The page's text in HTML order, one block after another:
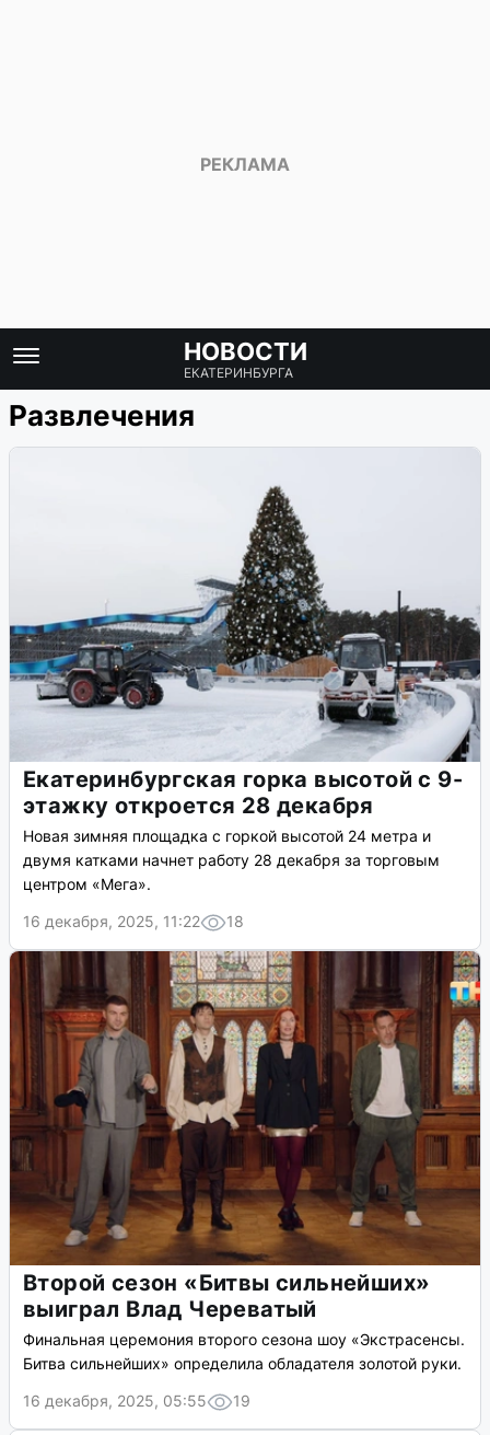
НОВОСТИ
ЕКАТЕРИНБУРГА
Развлечения
Екатеринбургская горка высотой с 9-
этажку откроется 28 декабря
Новая зимняя площадка с горкой высотой 24 метра и
двумя катками начнет работу 28 декабря за торговым
центром «Мега».
16 декабря, 2025, 11:22
18
Второй сезон «Битвы сильнейших»
выиграл Влад Череватый
Финальная церемония второго сезона шоу «Экстрасенсы.
Битва сильнейших» определила обладателя золотой руки.
16 декабря, 2025, 05:55
19